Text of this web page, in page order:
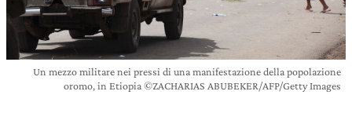
Un mezzo militare nei pressi di una manifestazione della popolazione
oromo, in Etiopia ©ZACHARIAS ABUBEKER/AFP/Getty Images